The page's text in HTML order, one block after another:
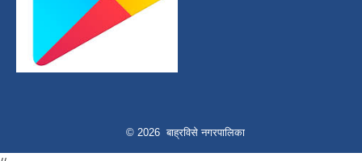
© 2026 बाह्रविसे नगरपालिका